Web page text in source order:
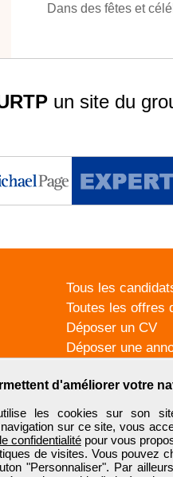
Dans des fêtes et
d'améliorer votre
les cookies sur son
sur ce site, vous
confidentialitépour vous
de visites. Vous pouvez
"Personnaliser". Par
un site du
Tous les
Toutes les offres
Déposer un CV
Déposer une